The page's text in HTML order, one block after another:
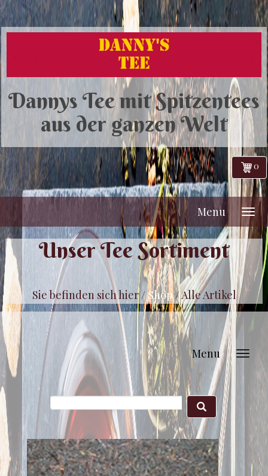
Dannys Tee mit Spitzentees
aus der ganzen Welt
0
Menu
Unser Tee Sortiment
Sie befinden sich hier /Shop/Alle Artikel
Menu